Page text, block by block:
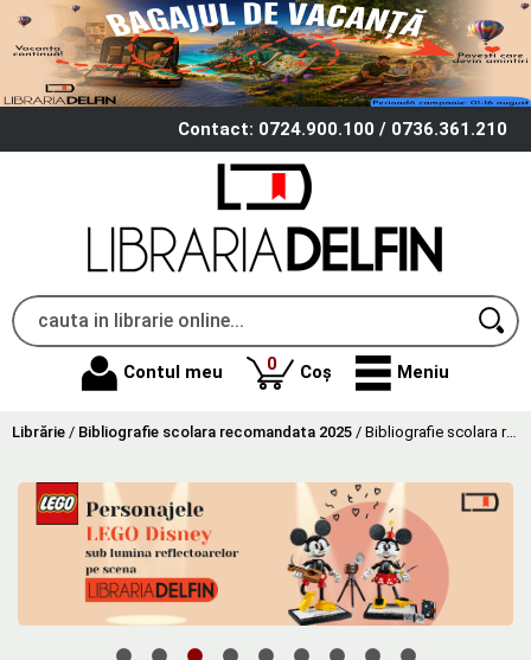
Contact: 0724.900.100 / 0736.361.210
Contul meu 0produse
Coș Meniu
Librărie / Bibliografie scolara recomandata 2025 / Bibliografie scolara recomandata clasele 0-IV